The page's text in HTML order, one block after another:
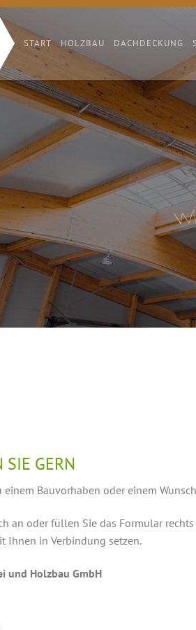
START HOLZBAU DACHDECKUNG
SIE GERN
einem Bauvorhaben oder einem
an oder füllen Sie das Formular
Ihnen in Verbindung setzen.
und Holzbau GmbH